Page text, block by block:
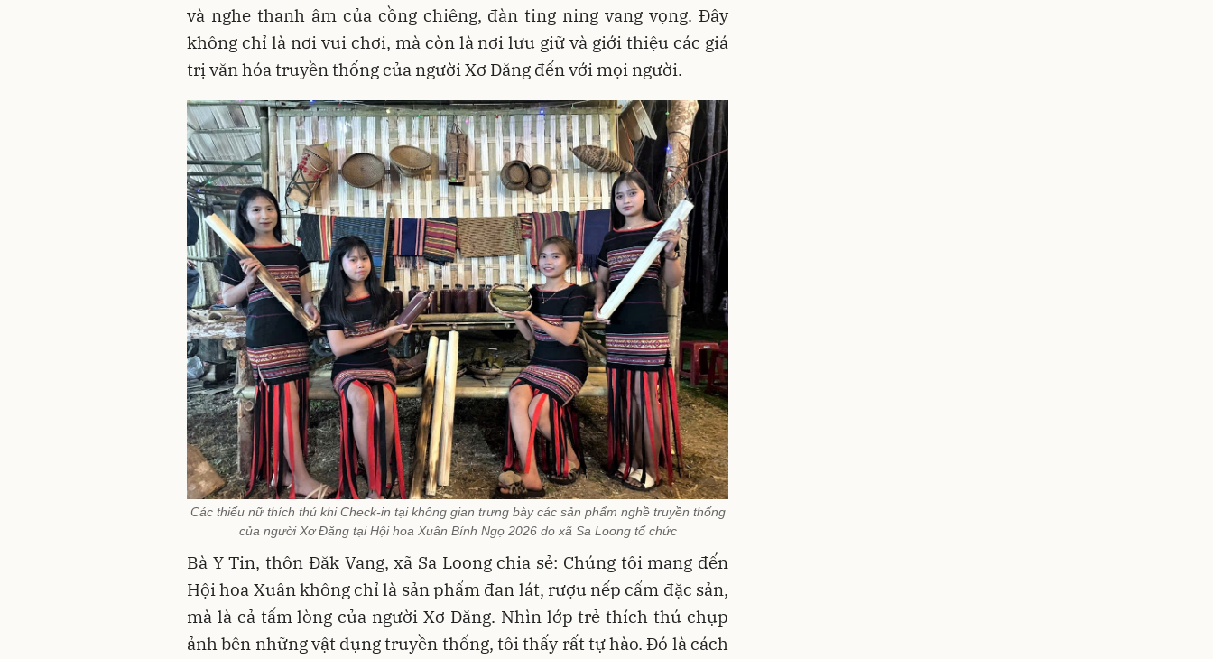
và nghe thanh âm của cồng chiêng, đàn ting ning vang vọng. Đây
không chỉ là nơi vui chơi, mà còn là nơi lưu giữ và giới thiệu các giá
trị văn hóa truyền thống của người Xơ Đăng đến với mọi người.
Các thiếu nữ thích thú khi Check-in tại không gian trưng bày các sản phẩm nghề truyền thống
của người Xơ Đăng tại Hội hoa Xuân Bính Ngọ 2026 do xã Sa Loong tổ chức
Bà Y Tin, thôn Đăk Vang, xã Sa Loong chia sẻ: Chúng tôi mang đến
Hội hoa Xuân không chỉ là sản phẩm đan lát, rượu nếp cẩm đặc sản,
mà là cả tấm lòng của người Xơ Đăng. Nhìn lớp trẻ thích thú chụp
ảnh bên những vật dụng truyền thống, tôi thấy rất tự hào. Đó là cách